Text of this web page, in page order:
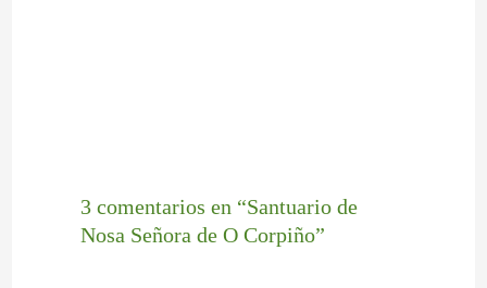
3 comentarios en “Santuario de
Nosa Señora de O Corpiño”